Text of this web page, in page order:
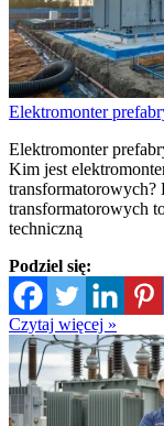
Elektromonter
Elektromonter
Kim jest
transformatorowych?
transformatorowych
techniczną
Podziel się:
Czytaj więcej »